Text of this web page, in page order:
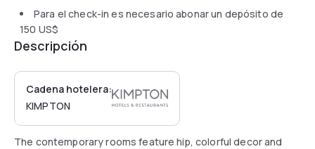
Para el check-in es necesario abonar un depósito de
150 US$
Descripción
Cadena hotelera:
KIMPTON
The contemporary rooms feature hip, colorful decor and